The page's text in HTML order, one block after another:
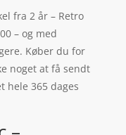
fra 2 år – Retro
– og med
Køber du for
noget at få sendt
hele 365 dages